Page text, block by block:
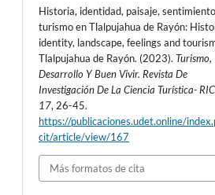
Historia, identidad, paisaje,
turismo en Tlalpujahua de Rayón:
identity, landscape, feelings and
Tlalpujahua de Rayón. (2023).Turismo,
Desarrollo Y Buen Vivir. Revista De
Investigación De La Ciencia Turística-
17, 26-45.
https://publicaciones.udet.online/
cit/article/view/167
Más formatos de cita